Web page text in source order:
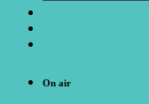
On air